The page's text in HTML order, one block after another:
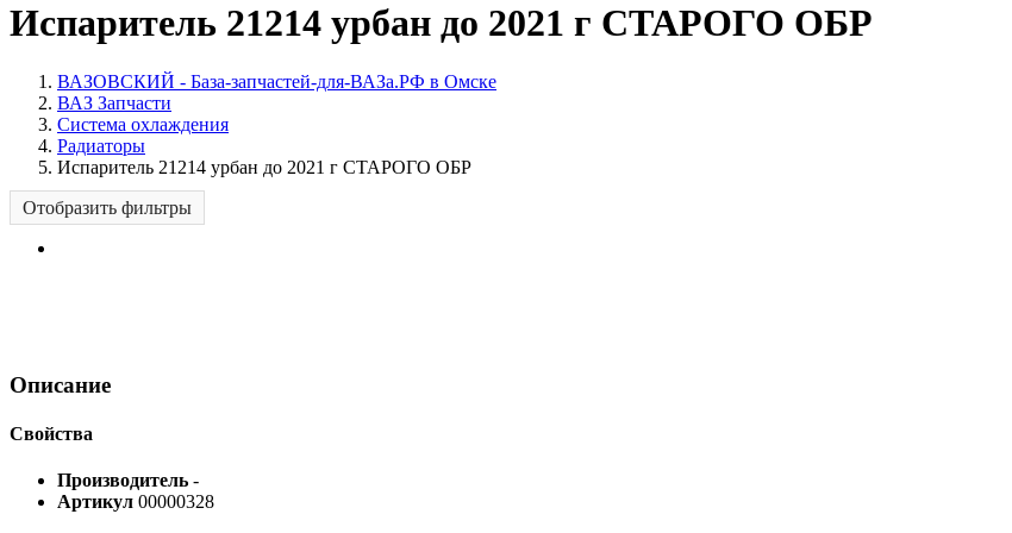
Испаритель 21214 урбан до 2021 г СТАРОГО ОБР
ВАЗОВСКИЙ - База-запчастей-для-ВАЗа.РФ в Омске
ВАЗ Запчасти
Система охлаждения
Радиаторы
Испаритель 21214 урбан до 2021 г СТАРОГО ОБР
Отобразить фильтры
Описание
Свойства
Производитель -
Артикул 00000328